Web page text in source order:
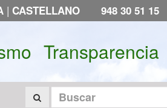
| CASTELLANO 948 30 51 15
Transparencia